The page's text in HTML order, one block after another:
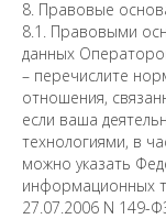
8. Правовые
8.1. Правовыми
данных
– перечислите
отношения,
если ваша
технологиями, в
можно указать
информационных
27.07.2006 N 149-